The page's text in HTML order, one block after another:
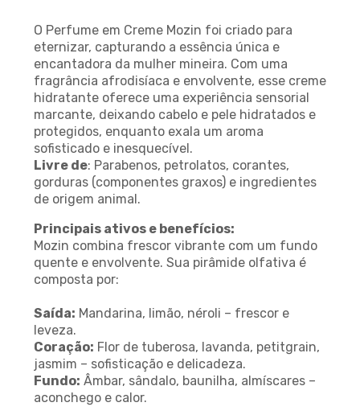
O Perfume em Creme Mozin foi criado para
eternizar, capturando a essência única e
encantadora da mulher mineira. Com uma
fragrância afrodisíaca e envolvente, esse creme
hidratante oferece uma experiência sensorial
marcante, deixando cabelo e pele hidratados e
protegidos, enquanto exala um aroma
sofisticado e inesquecível.
Livre de: Parabenos, petrolatos, corantes,
gorduras (componentes graxos) e ingredientes
de origem animal.
Principais ativos e benefícios:
Mozin combina frescor vibrante com um fundo
quente e envolvente. Sua pirâmide olfativa é
composta por:
Saída: Mandarina, limão, néroli – frescor e
leveza.
Coração: Flor de tuberosa, lavanda, petitgrain,
jasmim – sofisticação e delicadeza.
Fundo: Âmbar, sândalo, baunilha, almíscares –
aconchego e calor.